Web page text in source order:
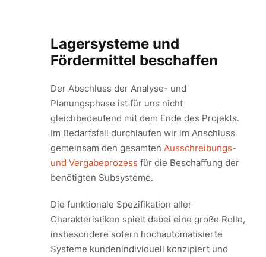
Lagersysteme und
Fördermittel beschaffen
Der Abschluss der Analyse- und
Planungsphase ist für uns nicht
gleichbedeutend mit dem Ende des Projekts.
Im Bedarfsfall durchlaufen wir im Anschluss
gemeinsam den gesamten Ausschreibungs-
und Vergabeprozess für die Beschaffung der
benötigten Subsysteme.
Die funktionale Spezifikation aller
Charakteristiken spielt dabei eine große Rolle,
insbesondere sofern hochautomatisierte
Systeme kundenindividuell konzipiert und